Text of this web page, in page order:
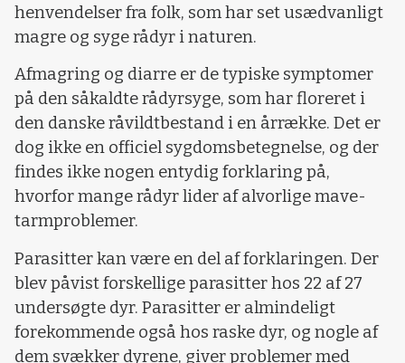
henvendelser fra folk, som har set usædvanligt
magre og syge rådyr i naturen.
Afmagring og diarre er de typiske symptomer
på den såkaldte rådyrsyge, som har floreret i
den danske råvildtbestand i en årrække. Det er
dog ikke en officiel sygdomsbetegnelse, og der
findes ikke nogen entydig forklaring på,
hvorfor mange rådyr lider af alvorlige mave-
tarmproblemer.
Parasitter kan være en del af forklaringen. Der
blev påvist forskellige parasitter hos 22 af 27
undersøgte dyr. Parasitter er almindeligt
forekommende også hos raske dyr, og nogle af
dem svækker dyrene, giver problemer med